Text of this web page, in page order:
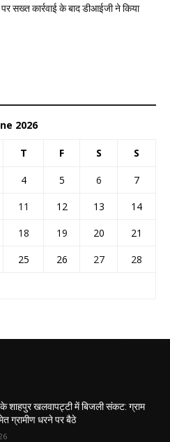
सख्त कार्रवाई के बाद डीआईजी ने किया
2026
T F S S
4 5 6
7
11 12 13
14
18 19 20
21
25 26 27
28
शाहपुर खलवापट्टी में बिजली संकट: ग्राम
ग्रामीण धरने पर बैठे